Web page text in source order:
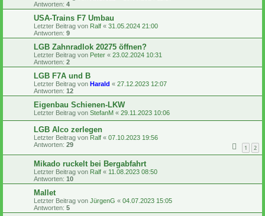
Antworten: 4
USA-Trains F7 Umbau
Letzter Beitrag von Ralf « 31.05.2024 21:00
Antworten: 9
LGB Zahnradlok 20275 öffnen?
Letzter Beitrag von Peter « 23.02.2024 10:31
Antworten: 2
LGB F7A und B
Letzter Beitrag von Harald « 27.12.2023 12:07
Antworten: 12
Eigenbau Schienen-LKW
Letzter Beitrag von StefanM « 29.11.2023 10:06
LGB Alco zerlegen
Letzter Beitrag von Ralf « 07.10.2023 19:56
Antworten: 29 1 2
Mikado ruckelt bei Bergabfahrt
Letzter Beitrag von Ralf « 11.08.2023 08:50
Antworten: 10
Mallet
Letzter Beitrag von JürgenG « 04.07.2023 15:05
Antworten: 5